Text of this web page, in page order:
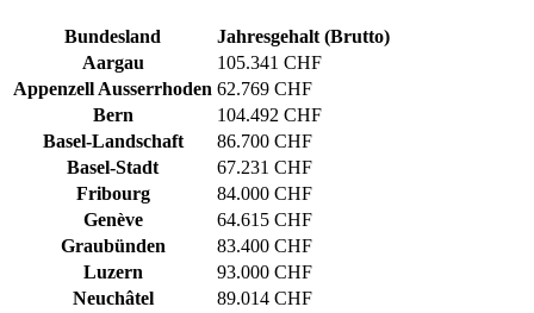
Bundesland
Jahresgehalt (Brutto)
Aargau
105.341 CHF
Appenzell Ausserrhoden 62.769 CHF
Bern
104.492 CHF
Basel-Landschaft
86.700 CHF
Basel-Stadt
67.231 CHF
Fribourg
84.000 CHF
Genève
64.615 CHF
Graubünden
83.400 CHF
Luzern
93.000 CHF
Neuchâtel
89.014 CHF